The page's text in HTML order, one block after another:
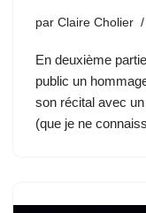
par Claire Cholier
En deuxième
public un
son récital avec
(que je ne